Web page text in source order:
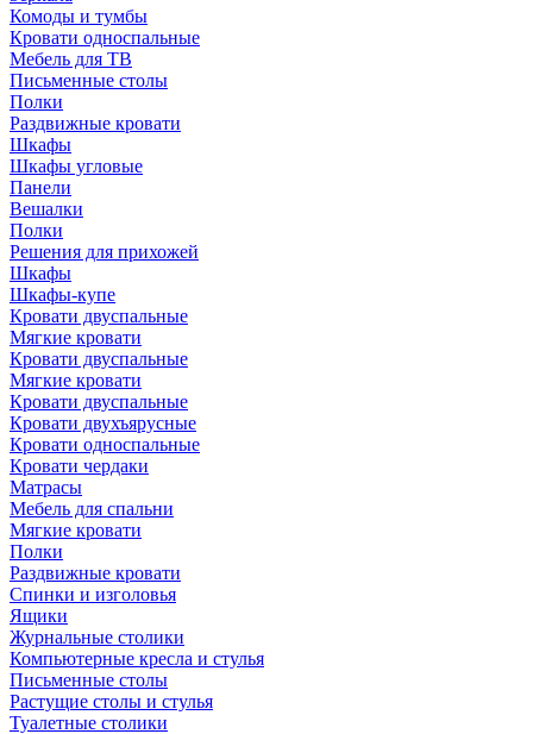
Комоды и тумбы
Кровати односпальные
Мебель для ТВ
Письменные столы
Полки
Раздвижные кровати
Шкафы
Шкафы угловые
Панели
Вешалки
Полки
Решения для прихожей
Шкафы
Шкафы-купе
Кровати двуспальные
Мягкие кровати
Кровати двуспальные
Мягкие кровати
Кровати двуспальные
Кровати двухъярусные
Кровати односпальные
Кровати чердаки
Матрасы
Мебель для спальни
Мягкие кровати
Полки
Раздвижные кровати
Спинки и изголовья
Ящики
Журнальные столики
Компьютерные кресла и стулья
Письменные столы
Растущие столы и стулья
Туалетные столики